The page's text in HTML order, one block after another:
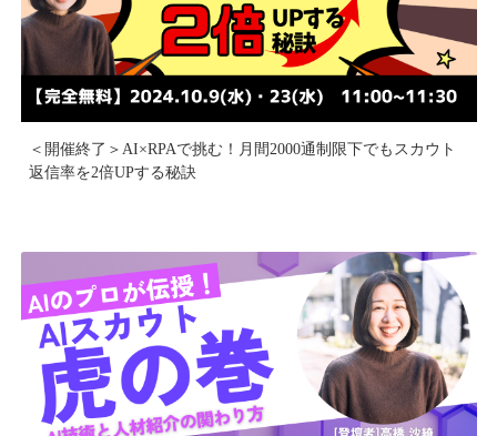
＜開催終了＞AI×RPAで挑む！月間2000通制限下でもスカウト
返信率を2倍UPする秘訣